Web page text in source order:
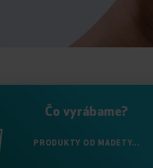
Čo vyrábame?
PRODUKTY OD MADETY...